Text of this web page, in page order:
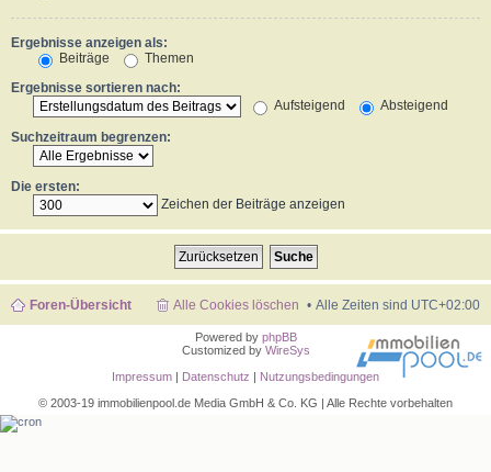
Ergebnisse anzeigen als:
Beiträge
Themen
Ergebnisse sortieren nach:
Aufsteigend
Absteigend
Suchzeitraum begrenzen:
Die ersten:
Zeichen der Beiträge anzeigen
Foren-Übersicht Alle Zeiten sind UTC+02:00
Alle Cookies löschen
Powered by phpBB
Customized by WireSys
Impressum | Datenschutz | Nutzungsbedingungen
© 2003-19 immobilienpool.de Media GmbH & Co. KG | Alle Rechte vorbehalten